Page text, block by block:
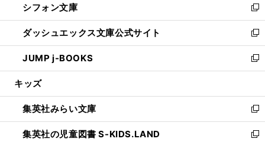
く
で
開
く
ィ
ン
ド
ウ
で
開
い
ウ
ィ
ン
ド
ウ
開
く
シフォン文庫
新
し
い
ウ
ィ
ン
ウ
で
開
く
ダッシュエックス文庫公式サイト
新
し
い
ウ
ン
ド
ウ
で
JUMP j-BOOKS
新
し
ウ
ィ
ン
ド
キッズ
集英社みらい文庫
新
し
い
集英社の児童図書 S-KIDS.LAND
新